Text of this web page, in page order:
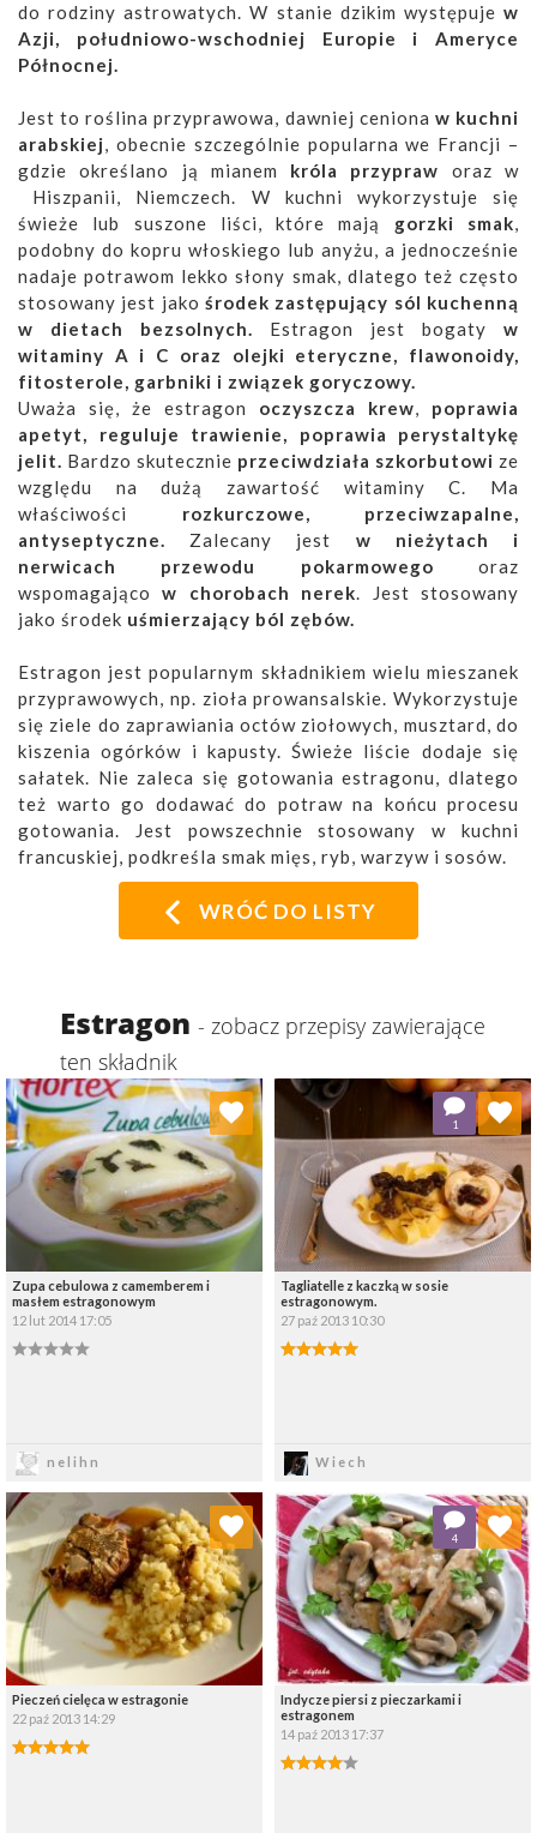
do rodziny astrowatych. W stanie dzikim występuje w
Azji, południowo-wschodniej Europie i Ameryce
Północnej.
Jest to roślina przyprawowa, dawniej ceniona w kuchni
arabskiej, obecnie szczególnie popularna we Francji –
gdzie określano ją mianem króla przypraw oraz w
Hiszpanii, Niemczech. W kuchni wykorzystuje się
świeże lub suszone liści, które mają gorzki smak,
podobny do kopru włoskiego lub anyżu, a jednocześnie
nadaje potrawom lekko słony smak, dlatego też często
stosowany jest jako środek zastępujący sól kuchenną
w dietach bezsolnych. Estragon jest bogaty w
witaminy A i C oraz olejki eteryczne, flawonoidy,
fitosterole, garbniki i związek goryczowy.
Uważa się, że estragon oczyszcza krew, poprawia
apetyt, reguluje trawienie, poprawia perystaltykę
jelit. Bardzo skutecznie przeciwdziała szkorbutowi ze
względu na dużą zawartość witaminy C. Ma
właściwości rozkurczowe, przeciwzapalne,
antyseptyczne. Zalecany jest w nieżytach i
nerwicach przewodu pokarmowego oraz
wspomagającow chorobach nerek. Jest stosowany
jako środek uśmierzający ból zębów.
Estragon jest popularnym składnikiem wielu mieszanek
przyprawowych, np. zioła prowansalskie. Wykorzystuje
się ziele do zaprawiania octów ziołowych, musztard, do
kiszenia ogórków i kapusty. Świeże liście dodaje się
sałatek. Nie zaleca się gotowania estragonu, dlatego
też warto go dodawać do potraw na końcu procesu
gotowania. Jest powszechnie stosowany w kuchni
francuskiej, podkreśla smak mięs, ryb, warzyw i sosów.
WRÓĆ DO LISTY
Estragon - zobacz przepisy zawierające
ten składnik
Zupa cebulowa z camemberem i
masłem estragonowym
12 lut 2014 17:05
nelihn
Dodaj do ulubionych
Wybierz listę:
Tagliatelle z kaczką w sosie
estragonowym.
27 paź 2013 10:30
Wiech
1
Dodaj do ulubionych
Wybierz listę:
Pieczeń cielęca w estragonie
22 paź 2013 14:29
Dodaj do ulubionych
Wybierz listę:
Indycze piersi z pieczarkami i
estragonem
14 paź 2013 17:37
4
Dodaj do ulubionych
Wybierz listę: